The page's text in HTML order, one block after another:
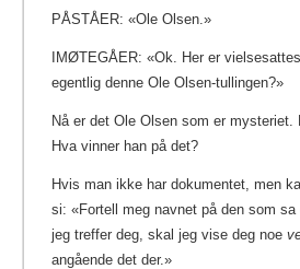
PÅSTÅER: «Ole Olsen.»
IMØTEGÅER: «Ok. Her er
egentlig denne Ole Olsen-tullingen?»
Nå er det Ole Olsen som er mysteriet.
Hva vinner han på det?
Hvis man ikke har dokumentet, men
si: «Fortell meg navnet på den som
jeg treffer deg, skal jeg vise deg noe
angående det der.»